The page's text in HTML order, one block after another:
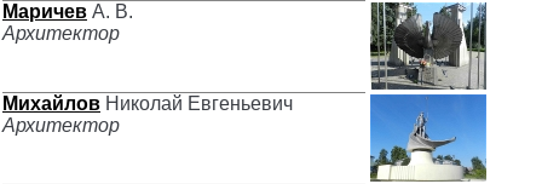
Маричев А. В.
Архитектор
Михайлов Николай Евгеньевич
Архитектор